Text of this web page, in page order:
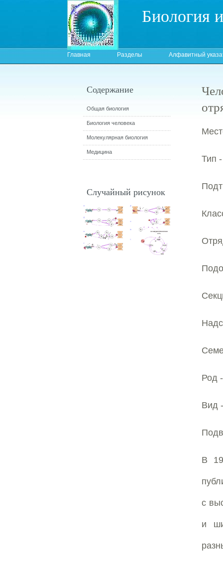
Биология
Главная Разделы Алфавитный
Тип
Род
Вид
В
с
и
Содержание
Общая биология
Биология человека
Молекулярная биология
Медицина
Случайный рисунок